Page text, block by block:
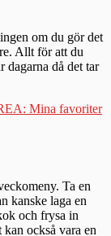
om du gör det
Allt för att du
dagarna då det tar
Mina favoriter
Ta en
kanske laga en
och frysa in
också vara en